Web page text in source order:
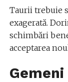
Taurii trebuie
exagerată.
schimbări
acceptarea
Gemeni